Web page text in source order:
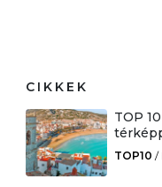
CIKKEK
TOP
TOP10 /